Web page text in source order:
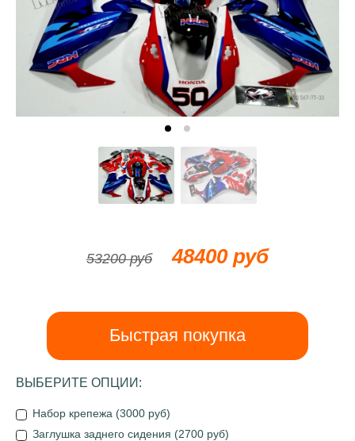
53200 руб 48400 руб
Быстрая покупка
ВЫБЕРИТЕ ОПЦИИ:
Набор крепежа (3000 руб)
Заглушка заднего сидения (2700 руб)